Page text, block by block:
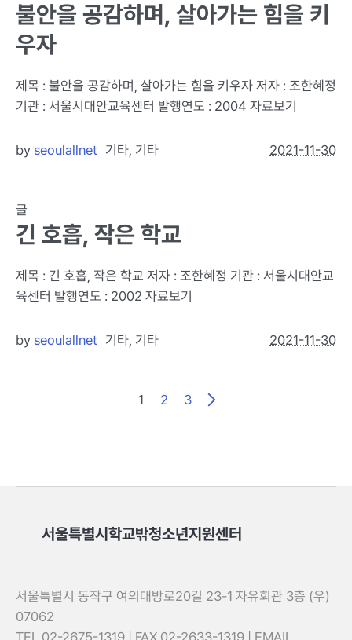
불안을 공감하며, 살아가는 힘을 키
우자
제목 : 불안을 공감하며, 살아가는 힘을 키우자 저자 : 조한혜정
기관 : 서울시대안교육센터 발행연도 : 2004 자료보기
2021-11-30
by seoulallnet 기타, 기타
글
긴 호흡, 작은 학교
제목 : 긴 호흡, 작은 학교 저자 : 조한혜정 기관 : 서울시대안교
육센터 발행연도 : 2002 자료보기
2021-11-30
by seoulallnet 기타, 기타
1 2 3
서울특별시학교밖청소년지원센터
서울특별시 동작구 여의대방로20길 23-1 자유회관 3층 (우)
07062
TEL 02-2675-1319 | FAX 02-2633-1319 | EMAIL